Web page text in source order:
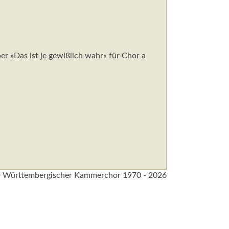
»Das ist je gewißlich wahr« für Chor a
Kammerchor 1970 - 2026